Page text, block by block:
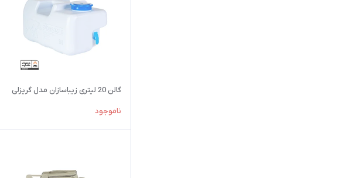
گالن 20 لیتری زیباسازان مدل گریزلی
ناموجود